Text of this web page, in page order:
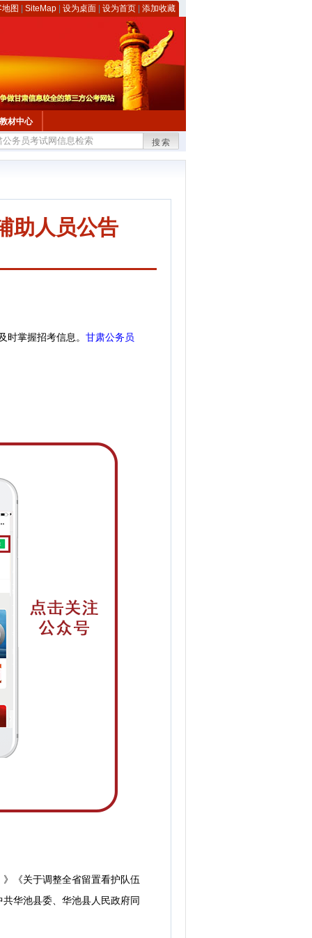
图 SiteMap 设为桌面 设为首页 添加收藏
教材中心
搜索
助人员公告
时掌握招考信息。 甘肃公务员
《关于调整全省留置看护队伍
华池县委、华池县人民政府同